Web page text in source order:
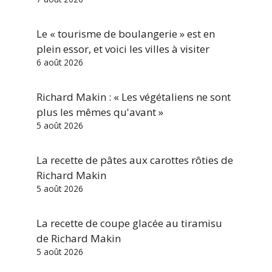
Le « tourisme de boulangerie » est en
plein essor, et voici les villes à visiter
6 août 2026
Richard Makin : « Les végétaliens ne sont
plus les mêmes qu'avant »
5 août 2026
La recette de pâtes aux carottes rôties de
Richard Makin
5 août 2026
La recette de coupe glacée au tiramisu
de Richard Makin
5 août 2026